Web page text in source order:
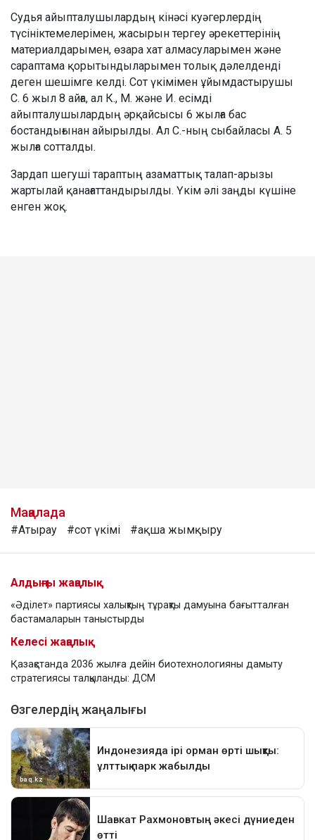
Судья айыпталушылардың кінәсі куәгерлердің
түсініктемелерімен, жасырын тергеу әрекеттерінің
материалдарымен, өзара хат алмасуларымен және
сараптама қорытындыларымен толық дәлелденді
деген шешімге келді. Сот үкімімен ұйымдастырушы
С. 6 жыл 8 айға, ал К., М. және И. есімді
айыпталушылардың әрқайсысы 6 жылға бас
бостандығынан айырылды. Ал С.-ның сыбайласы А. 5
жылға сотталды.
Зардап шегуші тараптың азаматтық талап-арызы
жартылай қанағаттандырылды. Үкім әлі заңды күшіне
енген жоқ.
Мақалада
#Атырау #сот үкімі #ақша жымқыру
Алдыңғы жаңалық
«Әділет» партиясы халықтың тұрақты дамуына бағытталған
бастамаларын таныстырды
Келесі жаңалық
Қазақстанда 2036 жылға дейін биотехнологияны дамыту
стратегиясы талқыланды: ДСМ